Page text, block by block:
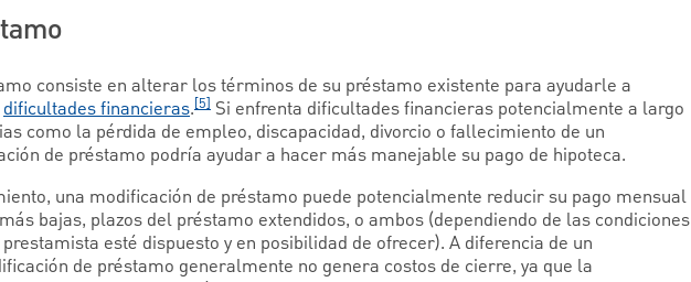
consiste en alterar los términos de su préstamo existente para ayudarle a
dificultades financieras.[5] Si enfrenta dificultades financieras potencialmente a largo
como la pérdida de empleo, discapacidad, divorcio o fallecimiento de un
de préstamo podría ayudar a hacer más manejable su pago de hipoteca.
una modificación de préstamo puede potencialmente reducir su pago mensual
bajas, plazos del préstamo extendidos, o ambos (dependiendo de las condiciones
esté dispuesto y en posibilidad de ofrecer). A diferencia de un
de préstamo generalmente no genera costos de cierre, ya que la